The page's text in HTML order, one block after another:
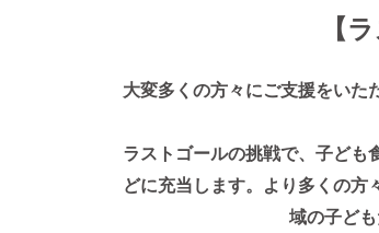
【
大変多くの方々にご支援をいた
ラストゴールの挑戦で、子ども
どに充当します。より多くの
域の子ど